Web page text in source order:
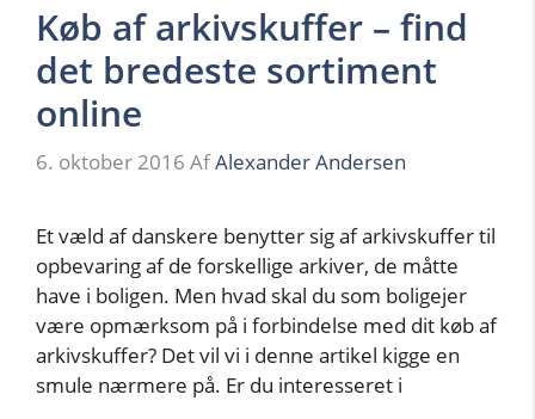
Køb af arkivskuffer – find
det bredeste sortiment
online
6. oktober 2016 AfAlexander Andersen
Et væld af danskere benytter sig af arkivskuffer til
opbevaring af de forskellige arkiver, de måtte
have i boligen. Men hvad skal du som boligejer
være opmærksom på i forbindelse med dit køb af
arkivskuffer? Det vil vi i denne artikel kigge en
smule nærmere på. Er du interesseret i